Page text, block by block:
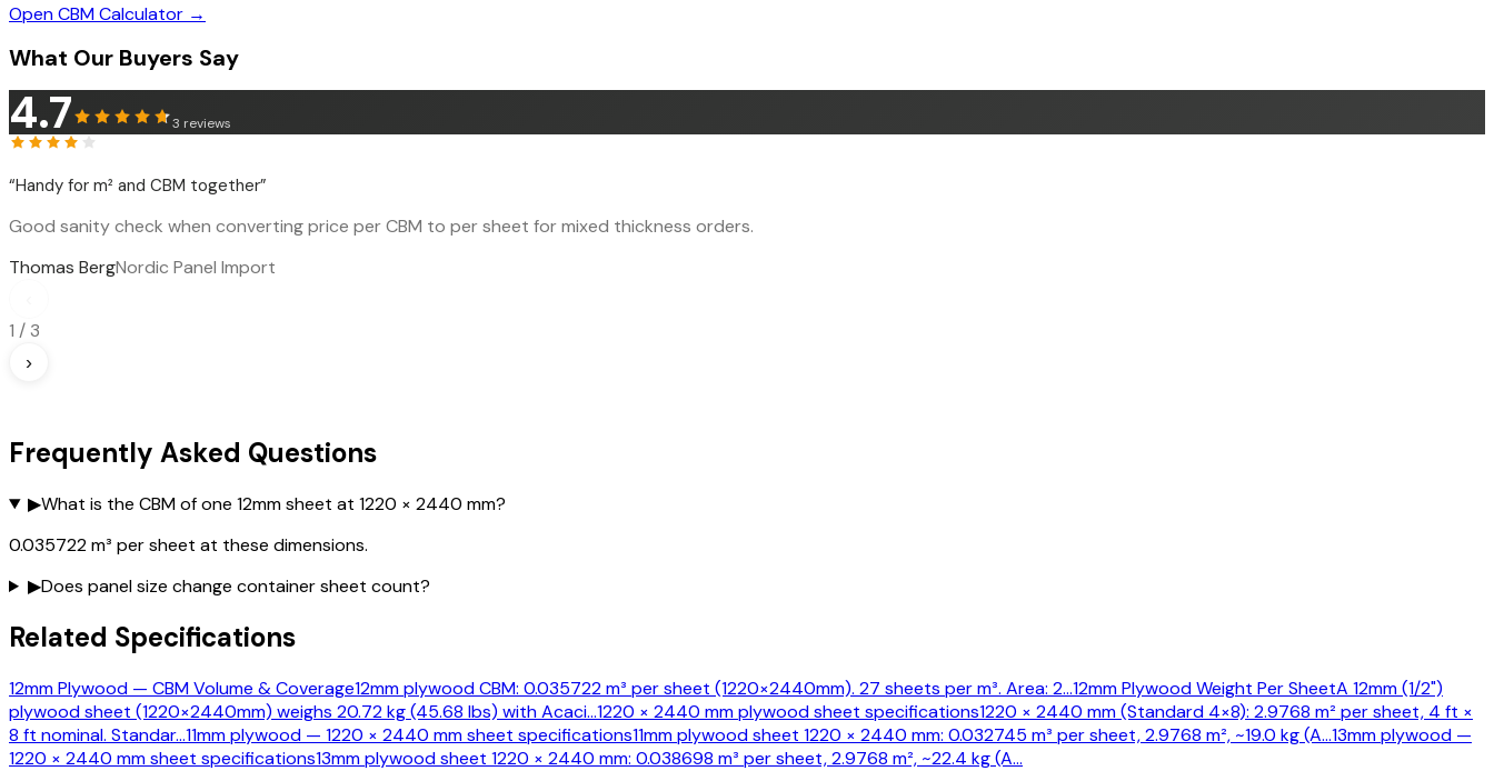
Open CBM Calculator →
What Our Buyers Say
4.7 3 reviews
“Handy for m² and CBM together”
Good sanity check when converting price per CBM to per sheet for mixed thickness orders.
Thomas BergNordic Panel Import
1 / 3
›
Frequently Asked Questions
▶What is the CBM of one 12mm sheet at 1220 × 2440 mm?
0.035722 m³ per sheet at these dimensions.
▶Does panel size change container sheet count?
Related Specifications
12mm Plywood — CBM Volume & Coverage12mm plywood CBM: 0.035722 m³ per sheet (1220×2440mm). 27 sheets per m³. Area: 2…12mm Plywood Weight Per SheetA 12mm (1/2")
plywood sheet (1220×2440mm) weighs 20.72 kg (45.68 lbs) with Acaci…1220 × 2440 mm plywood sheet specifications1220 × 2440 mm (Standard 4×8): 2.9768 m² per sheet, 4 ft ×
8 ft nominal. Standar…11mm plywood — 1220 × 2440 mm sheet specifications11mm plywood sheet 1220 × 2440 mm: 0.032745 m³ per sheet, 2.9768 m², ~19.0 kg (A…13mm plywood —
1220 × 2440 mm sheet specifications13mm plywood sheet 1220 × 2440 mm: 0.038698 m³ per sheet, 2.9768 m², ~22.4 kg (A…